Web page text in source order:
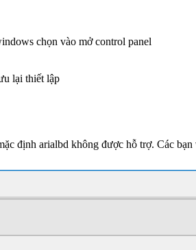
chọn vào mở control panel
lại thiết lập
định arialbd không được hỗ trợ. Các